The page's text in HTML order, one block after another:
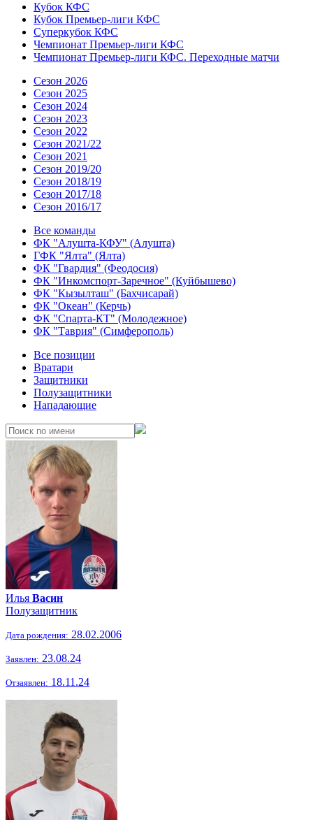
Кубок КФС
Кубок Премьер-лиги КФС
Суперкубок КФС
Чемпионат Премьер-лиги КФС
Чемпионат Премьер-лиги КФС. Переходные матчи
Сезон 2026
Сезон 2025
Сезон 2024
Сезон 2023
Сезон 2022
Сезон 2021/22
Сезон 2021
Сезон 2019/20
Сезон 2018/19
Сезон 2017/18
Сезон 2016/17
Все команды
ФК "Алушта-КФУ" (Алушта)
ГФК "Ялта" (Ялта)
ФК "Гвардия" (Феодосия)
ФК "Инкомспорт-Заречное" (Куйбышево)
ФК "Кызылташ" (Бахчисарай)
ФК "Океан" (Керчь)
ФК "Спарта-КТ" (Молодежное)
ФК "Таврия" (Симферополь)
Все позиции
Вратари
Защитники
Полузащитники
Нападающие
Илья Васин
Полузащитник
Дата рождения: 28.02.2006
Заявлен: 23.08.24
Отзаявлен: 18.11.24